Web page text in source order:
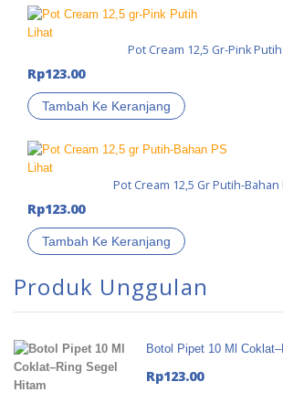
Lihat
Pot Cream 12,5 Gr-Pink Putih
Rp123.00
Tambah Ke Keranjang
Lihat
Pot Cream 12,5 Gr Putih-Bahan
Rp123.00
Tambah Ke Keranjang
Produk Unggulan
Botol Pipet 10 Ml
Rp123.00